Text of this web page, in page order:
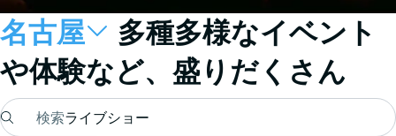
名古屋
多種多様なイベント
や体験など、盛りだくさん
検索ライブショー